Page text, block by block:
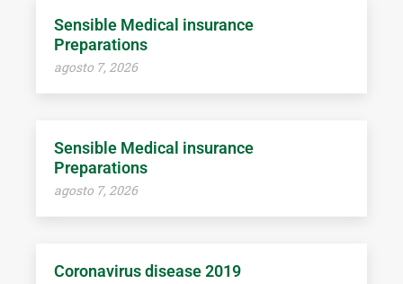
Sensible Medical insurance
Preparations
agosto 7, 2026
Sensible Medical insurance
Preparations
agosto 7, 2026
Coronavirus disease 2019